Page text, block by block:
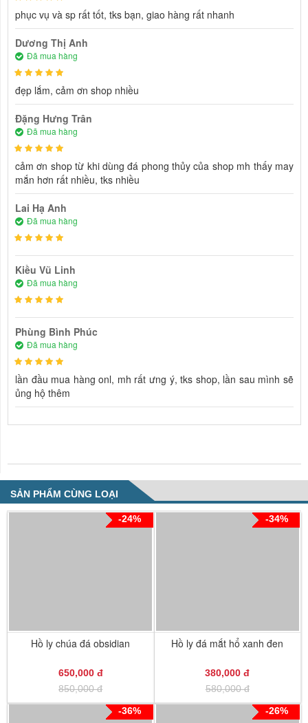
phục vụ và sp rất tốt, tks bạn, giao hàng rất nhanh
Dương Thị Anh
Đã mua hàng
đẹp lắm, cảm ơn shop nhiều
Đặng Hưng Trân
Đã mua hàng
cảm ơn shop từ khi dùng đá phong thủy của shop mh thấy may
mắn hơn rất nhiều, tks nhiều
Lai Hạ Anh
Đã mua hàng
Kiều Vũ Linh
Đã mua hàng
Phùng Bình Phúc
Đã mua hàng
lần đầu mua hàng onl, mh rất ưng ý, tks shop, lần sau mình sẽ
ủng hộ thêm
SẢN PHẨM CÙNG LOẠI
-24%
Hồ ly chúa đá obsidian
650,000 đ
850,000 đ
-34%
Hồ ly đá mắt hổ xanh đen
380,000 đ
580,000 đ
-36%
-26%